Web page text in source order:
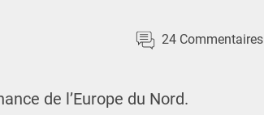
24Commentaires
de l’Europe du Nord.